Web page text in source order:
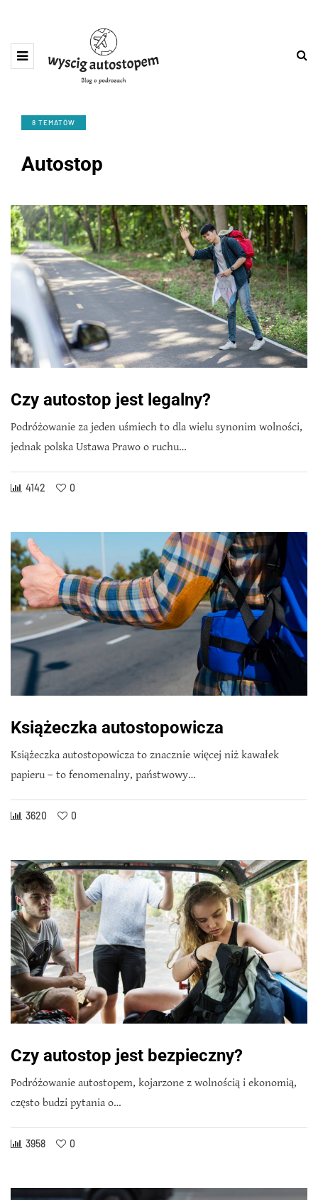
8 TEMATÓW
Autostop
Czy autostop jest legalny?
Podróżowanie za jeden uśmiech to dla wielu synonim wolności,
jednak polska Ustawa Prawo o ruchu…
4142 0
Książeczka autostopowicza
Książeczka autostopowicza to znacznie więcej niż kawałek
papieru – to fenomenalny, państwowy…
3620 0
Czy autostop jest bezpieczny?
Podróżowanie autostopem, kojarzone z wolnością i ekonomią,
często budzi pytania o…
3958 0